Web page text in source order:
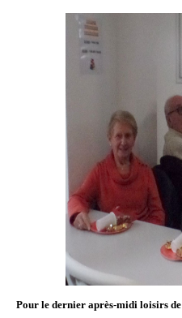
Pour le dernier après-midi loisirs de